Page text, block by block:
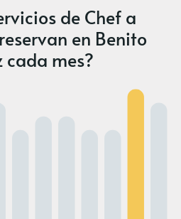
de Chef a
en Benito
cada mes?